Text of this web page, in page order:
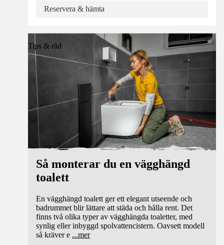
Reservera & hämta
Tips & råd
Så monterar du en vägghängd
toalett
En vägghängd toalett ger ett elegant utseende och
badrummet blir lättare att städa och hålla rent. Det
finns två olika typer av vägghängda toaletter, med
synlig eller inbyggd spolvattencistern. Oavsett modell
så kräver e ...mer